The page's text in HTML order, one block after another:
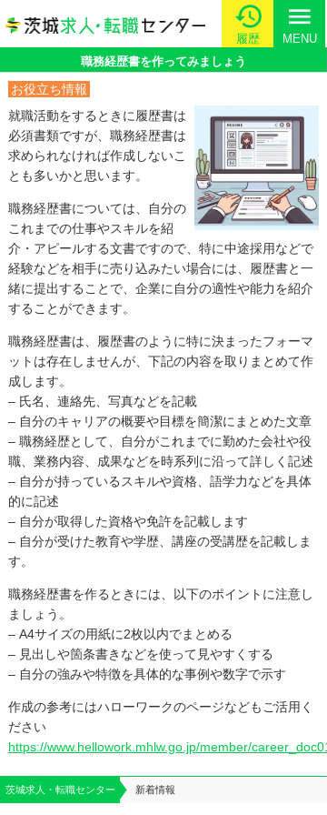
履歴
menu
MENU
職務経歴書を作ってみましょう
お役立ち情報
就職活動をするときに履歴書は
必須書類ですが、職務経歴書は
求められなければ作成しないこ
とも多いかと思います。
職務経歴書については、自分の
これまでの仕事やスキルを紹
介・アピールする文書ですので、特に中途採用などで
経験などを相手に売り込みたい場合には、履歴書と一
緒に提出することで、企業に自分の適性や能力を紹介
することができます。
職務経歴書は、履歴書のように特に決まったフォーマ
ットは存在しませんが、下記の内容を取りまとめて作
成します。
– 氏名、連絡先、写真などを記載
– 自分のキャリアの概要や目標を簡潔にまとめた文章
– 職務経歴として、自分がこれまでに勤めた会社や役
職、業務内容、成果などを時系列に沿って詳しく記述
– 自分が持っているスキルや資格、語学力などを具体
的に記述
– 自分が取得した資格や免許を記載します
– 自分が受けた教育や学歴、講座の受講歴を記載しま
す。
職務経歴書を作るときには、以下のポイントに注意し
ましょう。
– A4サイズの用紙に2枚以内でまとめる
– 見出しや箇条書きなどを使って見やすくする
– 自分の強みや特徴を具体的な事例や数字で示す
作成の参考にはハローワークのページなどもご活用く
ださい
https://www.hellowork.mhlw.go.jp/member/
茨城求人・転職センター 新着情報